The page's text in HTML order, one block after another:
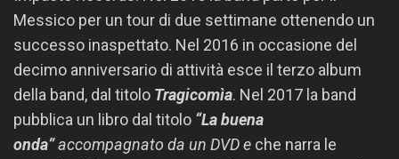
Messico per un tour di due settimane ottenendo un
successo inaspettato. Nel 2016 in occasione del
decimo anniversario di attività esce il terzo album
della band, dal titolo Tragicomìa. Nel 2017 la band
pubblica un libro dal titolo “La buena
onda”accompagnato da un DVD e che narra le